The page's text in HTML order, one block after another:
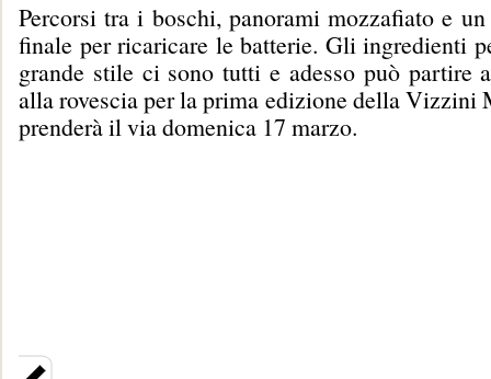
Percorsi tra i boschi, panorami mozzafiato e
finale per ricaricare le batterie. Gli ingredienti
grande stile ci sono tutti e adesso può partire
alla rovescia per la prima edizione della Vizzini
prenderà il via domenica 17 marzo.